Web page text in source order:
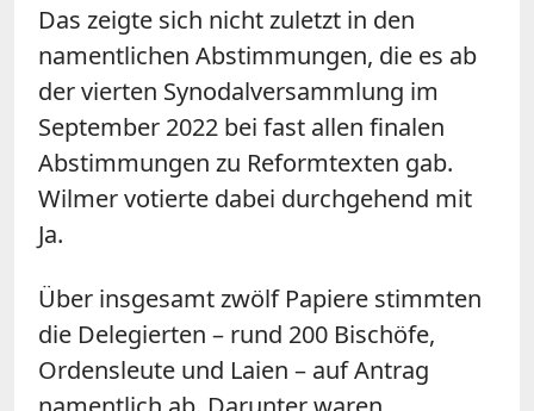
Das zeigte sich nicht zuletzt in den
namentlichen Abstimmungen, die es ab
der vierten Synodalversammlung im
September 2022 bei fast allen finalen
Abstimmungen zu Reformtexten gab.
Wilmer votierte dabei durchgehend mit
Ja.
Über insgesamt zwölf Papiere stimmten
die Delegierten – rund 200 Bischöfe,
Ordensleute und Laien – auf Antrag